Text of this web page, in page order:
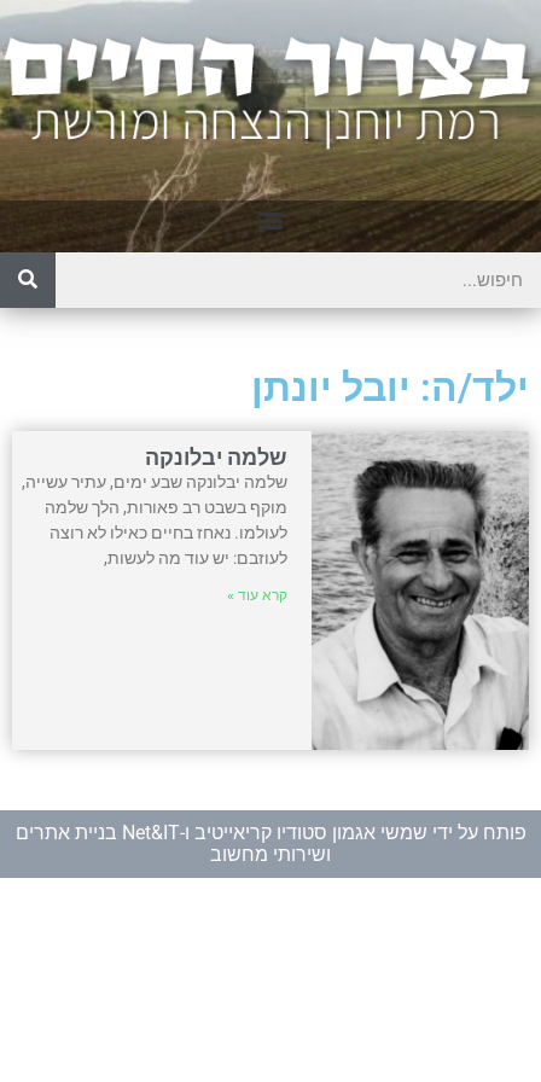
ילד/ה: יובל יונתן
שלמה יבלונקה
שלמה יבלונקה שבע ימים, עתיר עשייה,
מוקף בשבט רב פאורות, הלך שלמה
לעולמו. נאחז בחיים כאילו לא רוצה
לעוזבם: יש עוד מה לעשות,
קרא עוד »
פותח על ידי שמשי אגמון סטודיו קריאייטיב ו-
Net&IT בניית אתרים
ושירותי מחשוב